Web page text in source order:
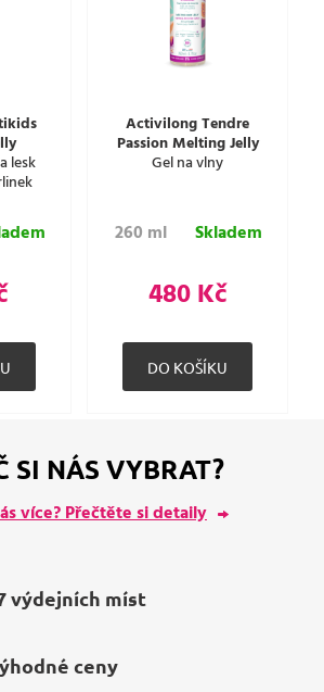
lesk
Activilong Tendre
Passion Melting Jelly
Gel na vlny
260 ml Skladem
480 Kč
SI NÁS VYBRAT?
více? Přečtěte si detaily
výdejních míst
ceny